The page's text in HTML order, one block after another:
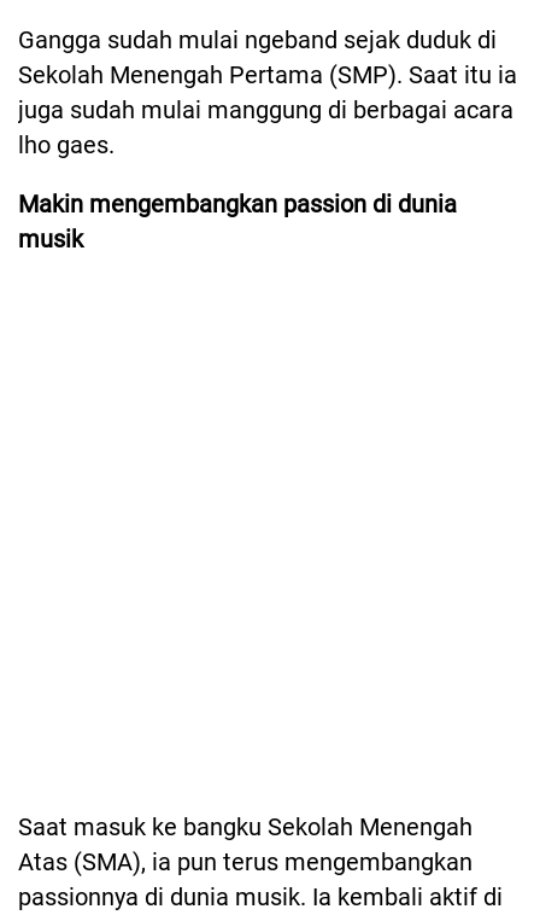
Gangga sudah mulai ngeband sejak duduk di
Sekolah Menengah Pertama (SMP). Saat itu ia
juga sudah mulai manggung di berbagai acara
lho gaes.
Makin mengembangkan passion di dunia
musik
Saat masuk ke bangku Sekolah Menengah
Atas (SMA), ia pun terus mengembangkan
passionnya di dunia musik. Ia kembali aktif di